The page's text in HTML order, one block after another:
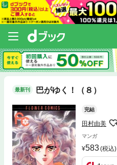
最新刊 巴がゆく！（８）
完結
田村由美
マンガ
583(税込)